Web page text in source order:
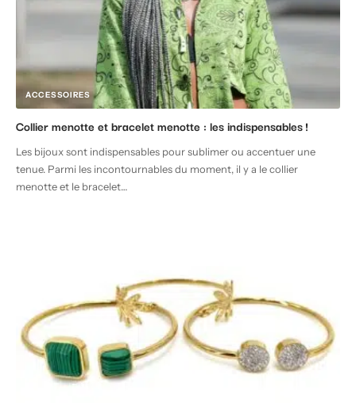
ACCESSOIRES
Collier menotte et bracelet menotte : les indispensables !
Les bijoux sont indispensables pour sublimer ou accentuer une
tenue. Parmi les incontournables du moment, il y a le collier
menotte et le bracelet…